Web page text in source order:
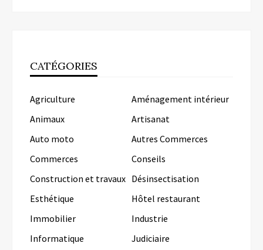
CATÉGORIES
Agriculture
Aménagement intérieur
Animaux
Artisanat
Auto moto
Autres Commerces
Commerces
Conseils
Construction et travaux Désinsectisation
Esthétique
Hôtel restaurant
Immobilier
Industrie
Informatique
Judiciaire